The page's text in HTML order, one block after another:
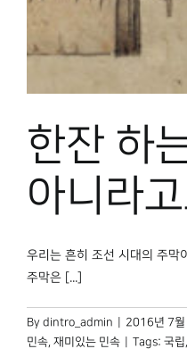
한잔 하
아니라
우리는 흔히 조선 시대의 주막
주막은 [...]
By dintro_admin 2016년 7월
민속, 재미있는 민속 Tags: 국립,